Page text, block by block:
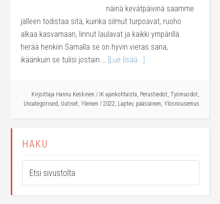
näinä kevätpäivinä saamme
jälleen todistaa sitä, kuinka silmut turpoavat, ruoho
alkaa kasvamaan, linnut laulavat ja kaikki ympärillä
herää henkiin.Samalla se on hyvin vieras sana,
ikäänkuin se tulisi jostain … [Lue lisää...]
Kirjoittaja Hannu Keskinen / IK ajankohtaista, Perustiedot, Työmuodot,
Uncategorised, Uutiset, Yleinen / 2022, Laptev, pääsiäinen, Ylösnousemus
HAKU